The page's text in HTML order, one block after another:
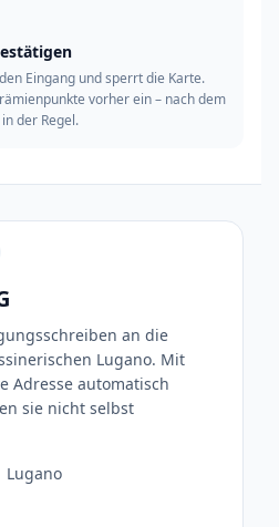
Eingang und sperrt die Karte.
vorher ein – nach dem
der Regel.
an die
Lugano. Mit
Adresse automatisch
sie nicht selbst
Lugano